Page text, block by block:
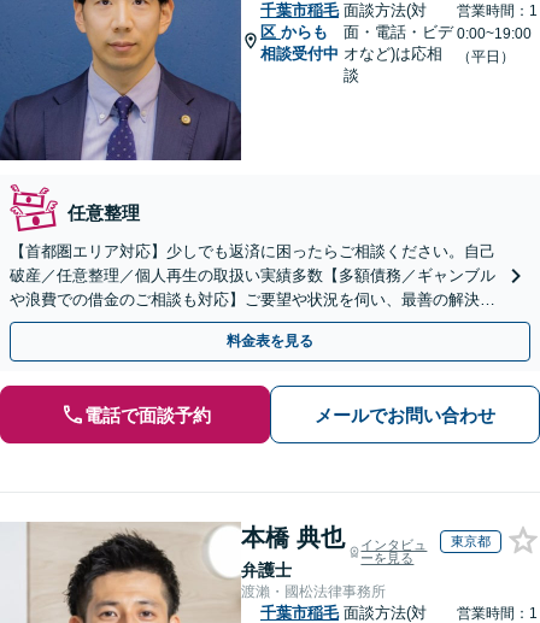
千葉市稲毛
区 からも
相談受付中
面談方法(対
面・電話・ビデ
オなど)は応相
談
営業時間：1
0:00~19:00
（平日）
任意整理
【首都圏エリア対応】少しでも返済に困ったらご相談ください。自己
破産／任意整理／個人再生の取扱い実績多数【多額債務／ギャンブル
や浪費での借金のご相談も対応】ご要望や状況を伺い、最善の解決を
目指します
料金表を見る
電話で面談予約 メールでお問い合わせ
本橋 典也
弁護士
インタビュ
ーを見る
東京都
渡瀨・國松法律事務所
千葉市稲毛 面談方法(対
営業時間：1